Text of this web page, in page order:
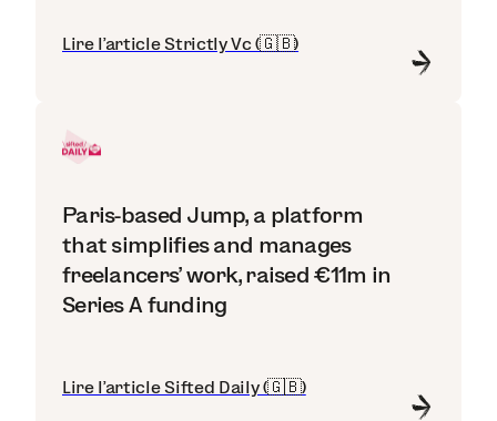
Lire l'article Strictly Vc (🇬🇧)
Paris-based Jump, a platform
that simplifies and manages
freelancers' work, raised €11m in
Series A funding
Lire l'article Sifted Daily (🇬🇧)